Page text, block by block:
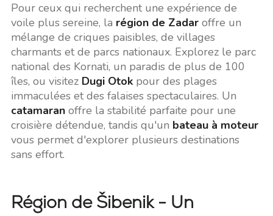
Pour ceux qui recherchent une expérience de
voile plus sereine, la région de Zadaroffre un
mélange de criques paisibles, de villages
charmants et de parcs nationaux. Explorez le parc
national des Kornati, un paradis de plus de 100
îles, ou visitez Dugi Otokpour des plages
immaculées et des falaises spectaculaires. Un
catamaranoffre la stabilité parfaite pour une
croisière détendue, tandis qu'un bateau à moteur
vous permet d'explorer plusieurs destinations
sans effort.
Région de Šibenik - Un